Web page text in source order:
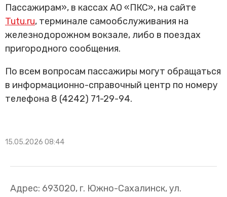
Пассажирам», в кассах АО «ПКС», на сайте
Tutu.ru, терминале самообслуживания на
железнодорожном вокзале, либо в поездах
пригородного сообщения.
По всем вопросам пассажиры могут обращаться
в информационно-справочный центр по номеру
телефона 8 (4242) 71-29-94.
15.05.2026 08:44
Адрес: 693020, г. Южно-Сахалинск, ул.